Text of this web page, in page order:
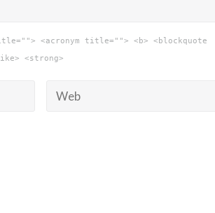
<acronym title=""> <b> <blockquote
<strong>